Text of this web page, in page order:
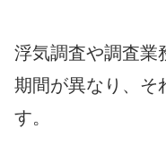
浮気調査や調査業
期間が異なり、そ
す。